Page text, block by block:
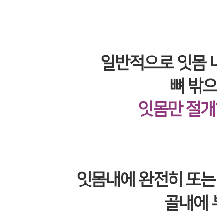
일반적으로 잇몸
뼈 밖
잇몸만 절
잇몸내에 완전히 또
골내에